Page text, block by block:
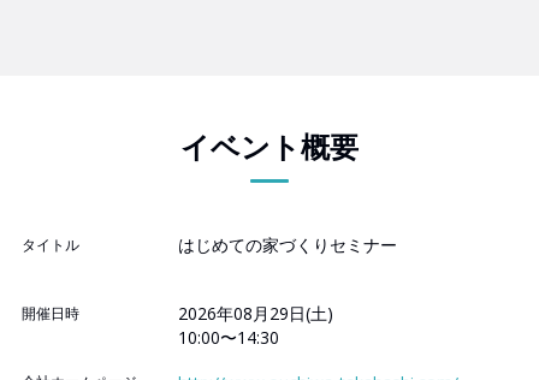
イベント概要
タイトル はじめての家づくりセミナー
開催日時
2026年08月29日(土)
10:00〜14:30